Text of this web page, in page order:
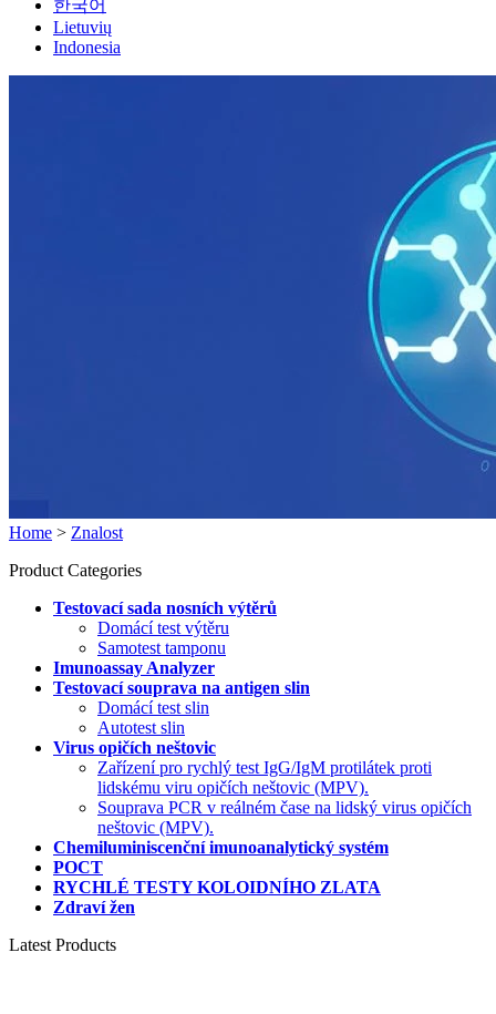
한국어
Lietuvių
Indonesia
Home > Znalost
Product Categories
Testovací sada nosních výtěrů
Domácí test výtěru
Samotest tamponu
Imunoassay Analyzer
Testovací souprava na antigen slin
Domácí test slin
Autotest slin
Virus opičích neštovic
Zařízení pro rychlý test IgG/IgM protilátek proti
lidskému viru opičích neštovic (MPV).
Souprava PCR v reálném čase na lidský virus opičích
neštovic (MPV).
Chemiluminiscenční imunoanalytický systém
POCT
RYCHLÉ TESTY KOLOIDNÍHO ZLATA
Zdraví žen
Latest Products